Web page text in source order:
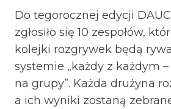
Do tegorocznej edycji
zgłosiło się 10 zespołów,
kolejki rozgrywek będą
systemie „każdy z każdym –
na grupy”. Każda drużyna
a ich wyniki zostaną